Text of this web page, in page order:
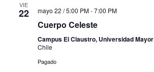
VIE
22 mayo 22 / 5:00 PM-7:00 PM
Cuerpo Celeste
Campus El Claustro, Universidad Mayor
Chile
Pagado